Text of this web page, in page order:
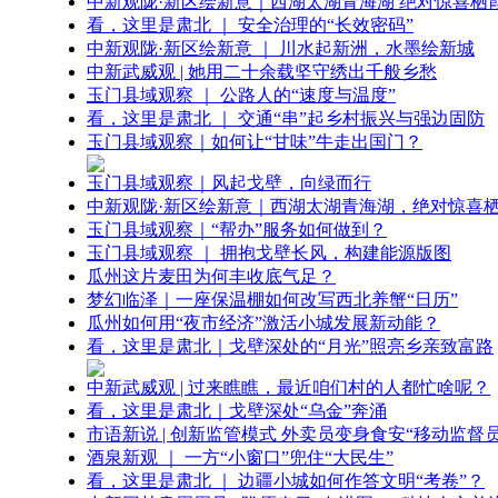
看，这里是肃北 ｜ 安全治理的“长效密码”
中新观陇·新区绘新意 ｜ 川水起新洲，水墨绘新城
中新武威观 | 她用二十余载坚守绣出千般乡愁
玉门县域观察 ｜ 公路人的“速度与温度”
看，这里是肃北 ｜ 交通“串”起乡村振兴与强边固防
玉门县域观察｜如何让“甘味”牛走出国门？
玉门县域观察｜风起戈壁，向绿而行
中新观陇·新区绘新意｜西湖太湖青海湖，绝对惊喜
玉门县域观察｜“帮办”服务如何做到？
玉门县域观察 ｜ 拥抱戈壁长风，构建能源版图
瓜州这片麦田为何丰收底气足？
梦幻临泽｜一座保温棚如何改写西北养蟹“日历”
瓜州如何用“夜市经济”激活小城发展新动能？
看，这里是肃北｜戈壁深处的“月光”照亮乡亲致富路
中新武威观 | 过来瞧瞧，最近咱们村的人都忙啥呢？
看，这里是肃北｜戈壁深处“乌金”奔涌
市语新说 | 创新监管模式 外卖员变身食安“移动监督
酒泉新观 ｜ 一方“小窗口”兜住“大民生”
看，这里是肃北 ｜ 边疆小城如何作答文明“考卷”？